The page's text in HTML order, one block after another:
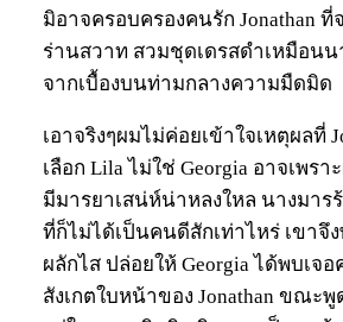
มิอาจครอบครองคนรัก Jonathan
ร่านสวาท สวมชุดเดรสดำเหมือนน
จากเบื้องบนท่ามกลางความมืดมิด
เอาจริงๆผมไม่ค่อยเข้าใจเหตุผลที่
เลือก Lila ไม่ใช่ Georgia อาจเพร
มีมารยาเสน่ห์น่าหลงใหล นางมาร
ที่ก็ไม่ได้เป็นคนดีสักเท่าไหร่ เขาจึ
ผลักไส ปล่อยให้ Georgia ได้พบเจ
สังเกตใบหน้าของ Jonathan ขณะ